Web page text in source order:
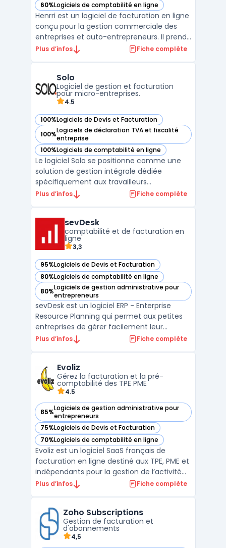
60%Logiciels de comptabilité en ligne
— voir Henrri dans cette catégorie
Henrri est un logiciel de facturation en ligne
conçu pour la gestion commerciale des
entreprises et auto-entrepreneurs. Il prend
en compte les besoins concrets des TPE,
réglementation française, y compris la
conformité an ...
Plus d’infos Fiche complète
Solo
Logiciel de gestion et facturation
pour micro-entreprises.
4.5
100%Logiciels de Devis et Facturation
— voir Solo dans cette catégorie
100%Logiciels de déclaration TVA et fiscalité
entreprise
— voir Solo dans cette catégorie
100%Logiciels de comptabilité en ligne
— voir Solo dans cette catégorie
Le logiciel Solo se positionne comme une
solution de gestion intégrale dédiée
spécifiquement aux travailleurs
indépendants sous le régime de la micro-
administratives obligatoires, de la création
des documents commerciaux au s ...
Plus d’infos Fiche complète
sevDesk
comptabilité et de facturation en
ligne
3,3
95%Logiciels de Devis et Facturation
— voir sevDesk dans cette catégorie
80%Logiciels de comptabilité en ligne
— voir sevDesk dans cette catégorie
80%Logiciels de gestion administrative pour
entrepreneurs
— voir sevDesk dans cette catégorie
sevDesk est un logiciel ERP - Enterprise
Resource Planning qui permet aux petites
entreprises de gérer facilement leur
comptabilité et leurs finances. Il offre une
factures, les paiements, les devis et la
gestion de l ...
Plus d’infos Fiche complète
Evoliz
Gérez la facturation et la pré-
comptabilité des TPE PME
4.5
85%Logiciels de gestion administrative pour
entrepreneurs
— voir Evoliz dans cette catégorie
75%Logiciels de Devis et Facturation
— voir Evoliz dans cette catégorie
70%Logiciels de comptabilité en ligne
— voir Evoliz dans cette catégorie
Evoliz est un logiciel SaaS français de
facturation en ligne destiné aux TPE, PME et
indépendants pour la gestion de l’activité
commerciale et de la pré-comptabilité
de devis, le suivi des paiements clients, la
conf ...
Plus d’infos Fiche complète
Zoho Subscriptions
Gestion de facturation et
d'abonnements
4,5